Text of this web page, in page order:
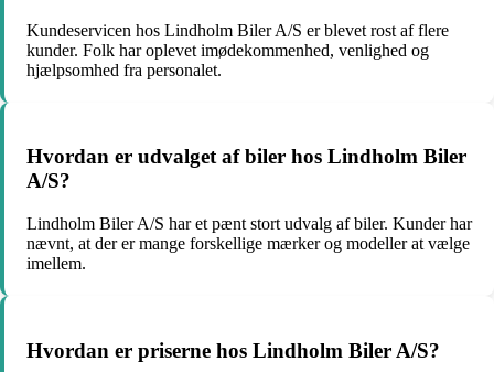
Kundeservicen hos Lindholm Biler A/S er blevet rost af flere
kunder. Folk har oplevet imødekommenhed, venlighed og
hjælpsomhed fra personalet.
Hvordan er udvalget af biler hos Lindholm Biler
A/S?
Lindholm Biler A/S har et pænt stort udvalg af biler. Kunder har
nævnt, at der er mange forskellige mærker og modeller at vælge
imellem.
Hvordan er priserne hos Lindholm Biler A/S?